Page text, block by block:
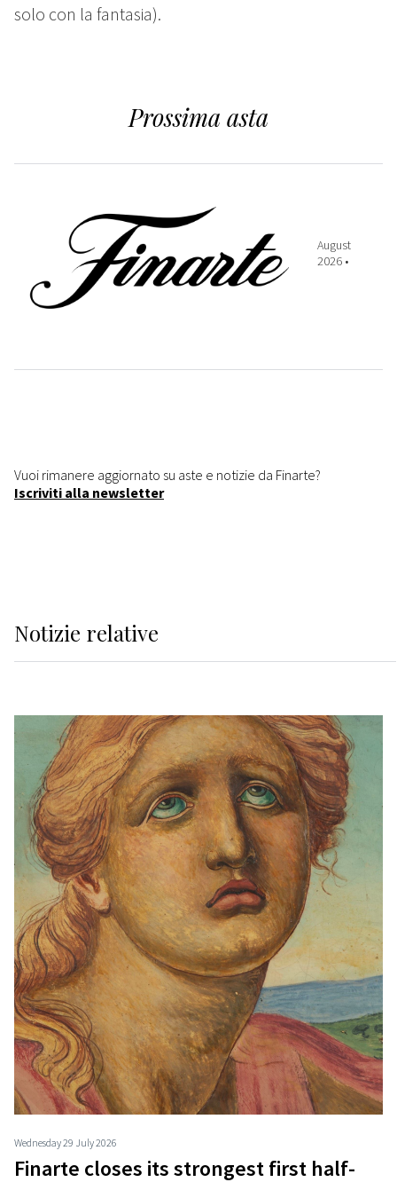
solo con la fantasia).
Prossima asta
August
2026 •
Vuoi rimanere aggiornato su aste e notizie da Finarte?
Iscriviti alla newsletter
Notizie relative
Wednesday 29 July 2026
Finarte closes its strongest first half-